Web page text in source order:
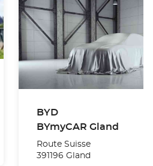
BYD
BYmyCAR Gland
Route Suisse
391196 Gland